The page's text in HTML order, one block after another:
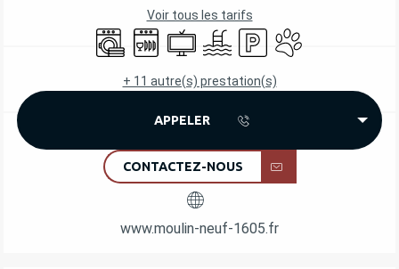
Voir tous les tarifs
Lave lingeLave vaisselle
Télévision
PiscineParkingAnimaux acceptés
+ 11 autre(s) prestation(s)
APPELER
CONTACTEZ-NOUS
www.moulin-neuf-1605.fr